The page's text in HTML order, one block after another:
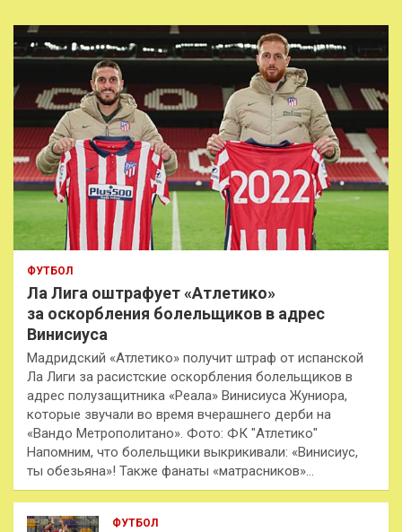
к
ФУТБОЛ
Ла Лига оштрафует «Атлетико»
за оскорбления болельщиков в адрес
Винисиуса
Мадридский «Атлетико» получит штраф от испанской
Ла Лиги за расистские оскорбления болельщиков в
адрес полузащитника «Реала» Винисиуса Жуниора,
которые звучали во время вчерашнего дерби на
«Вандо Метрополитано». Фото: ФК "Атлетико"
Напомним, что болельщики выкрикивали: «Винисиус,
ты обезьяна»! Также фанаты «матрасников»…
ФУТБОЛ